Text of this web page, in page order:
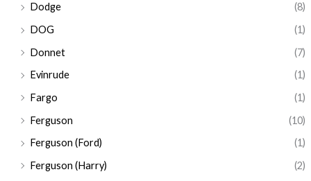
Dodge
(8)
DOG
(1)
Donnet
(7)
Evinrude
(1)
Fargo
(1)
Ferguson
(10)
Ferguson (Ford)
(1)
Ferguson (Harry)
(2)